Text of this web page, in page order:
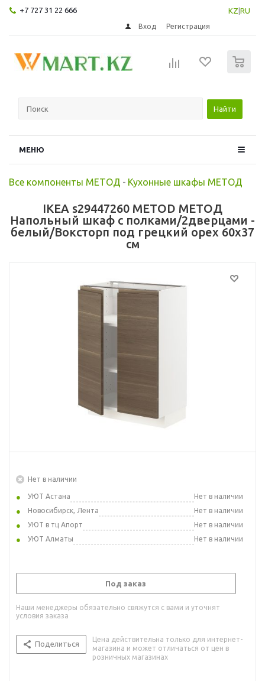
+7 727 31 22 666 KZ RU
Вход Регистрация
Найти
МЕНЮ
Все компоненты МЕТОД - Кухонные шкафы МЕТОД
IKEA s29447260 METOD МЕТОД
Напольный шкаф с полками/2дверцами -
белый/Воксторп под грецкий орех 60x37
см
Нет в наличии
УЮТ Астана
Нет в наличии
Новосибирск, Лента
Нет в наличии
УЮТ в тц Апорт
Нет в наличии
УЮТ Алматы
Нет в наличии
Под заказ
Наши менеджеры обязательно свяжутся с вами и уточнят
условия заказа
Поделиться
Цена действительна только для интернет-
магазина и может отличаться от цен в
розничных магазинах